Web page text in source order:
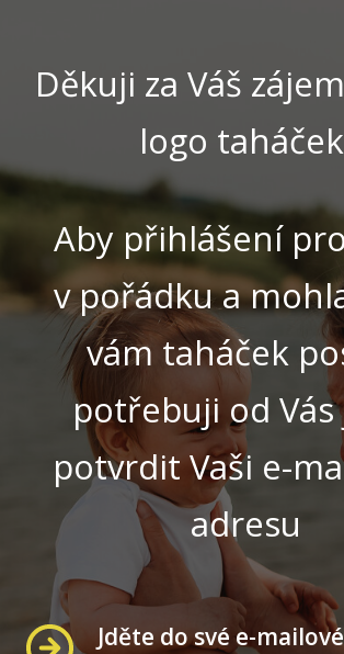
Děkuji za Váš
logo
Aby přihlášení
v pořádku a
vám taháček
potřebuji od Vás
potvrdit Vaši e-
adresu
Jděte do své e-